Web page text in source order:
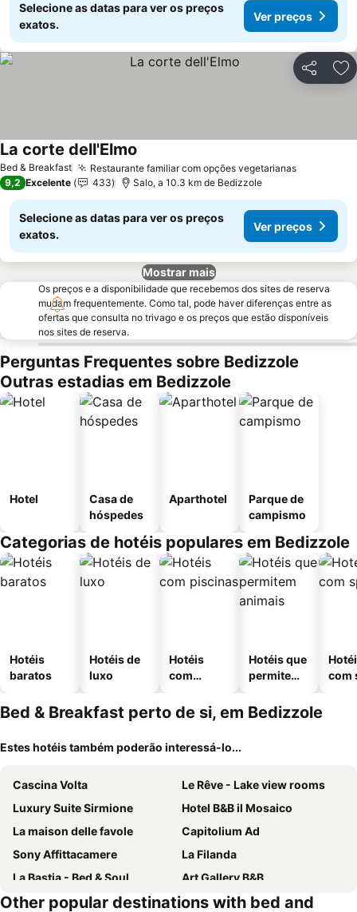
Selecione as datas para ver os preços
exatos.
Ver preços
Partilhar
Bed & Breakfast Restaurante familiar com opções vegetarianasVer
La corte dell'Elmo
9,2 Excelente 433 Salo, a 10.3 km de Bedizzole
Selecione as datas para ver os preços
exatos.
Ver preços
Mostrar mais
Os preços e a disponibilidade que recebemos dos sites de reserva
mudam frequentemente. Como tal, pode haver diferenças entre as
ofertas que consulta no trivago e os preços que estão disponíveis
nos sites de reserva.
Perguntas Frequentes sobre Bedizzole
Outras estadias em Bedizzole
Hotel
Casa de
hóspedes
Aparthotel
Parque de
campismo
Categorias de hotéis populares em Bedizzole
Hotéis
baratos
Hotéis de
luxo
Hotéis
com
Hotéis que
permitem
com
Bed & Breakfast perto de si, em Bedizzole
Estes hotéis também poderão interessá-lo...
Cascina Volta
Le Rêve - Lake view rooms
Luxury Suite Sirmione
Hotel B&B il Mosaico
La maison delle favole
Capitolium Ad
Sony Affittacamere
La Filanda
La Bastia - Bed & Soul
Art Gallery B&B
Agriturismo Il Barone
B&B Desenzano
Other popular destinations with bed and